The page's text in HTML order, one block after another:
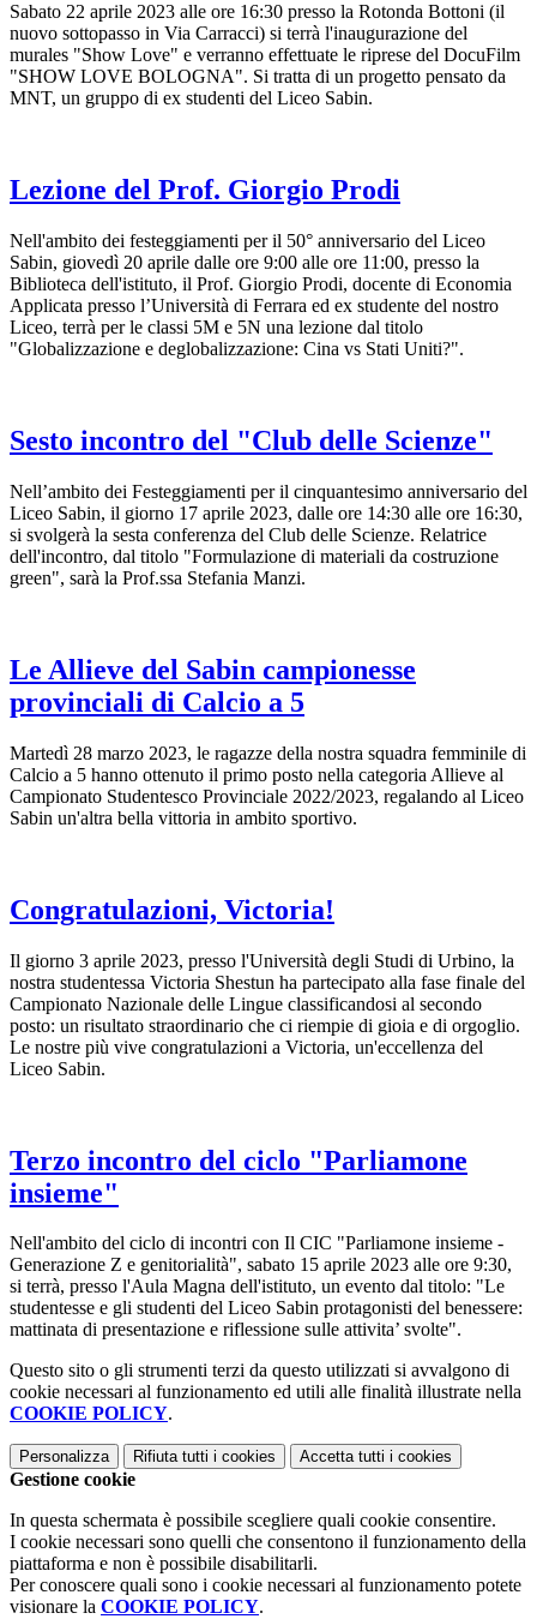
Sabato 22 aprile 2023 alle ore 16:30 presso la Rotonda Bottoni (il
nuovo sottopasso in Via Carracci) si terrà l'inaugurazione del
murales "Show Love" e verranno effettuate le riprese del DocuFilm
"SHOW LOVE BOLOGNA". Si tratta di un progetto pensato da
MNT, un gruppo di ex studenti del Liceo Sabin.
Lezione del Prof. Giorgio Prodi
Nell'ambito dei festeggiamenti per il 50° anniversario del Liceo
Sabin, giovedì 20 aprile dalle ore 9:00 alle ore 11:00, presso la
Biblioteca dell'istituto, il Prof. Giorgio Prodi, docente di Economia
Applicata presso l’Università di Ferrara ed ex studente del nostro
Liceo, terrà per le classi 5M e 5N una lezione dal titolo
"Globalizzazione e deglobalizzazione: Cina vs Stati Uniti?".
Sesto incontro del "Club delle Scienze"
Nell’ambito dei Festeggiamenti per il cinquantesimo anniversario del
Liceo Sabin, il giorno 17 aprile 2023, dalle ore 14:30 alle ore 16:30,
si svolgerà la sesta conferenza del Club delle Scienze. Relatrice
dell'incontro, dal titolo "Formulazione di materiali da costruzione
green", sarà la Prof.ssa Stefania Manzi.
Le Allieve del Sabin campionesse
provinciali di Calcio a 5
Martedì 28 marzo 2023, le ragazze della nostra squadra femminile di
Calcio a 5 hanno ottenuto il primo posto nella categoria Allieve al
Campionato Studentesco Provinciale 2022/2023, regalando al Liceo
Sabin un'altra bella vittoria in ambito sportivo.
Congratulazioni, Victoria!
Il giorno 3 aprile 2023, presso l'Università degli Studi di Urbino, la
nostra studentessa Victoria Shestun ha partecipato alla fase finale del
Campionato Nazionale delle Lingue classificandosi al secondo
posto: un risultato straordinario che ci riempie di gioia e di orgoglio.
Le nostre più vive congratulazioni a Victoria, un'eccellenza del
Liceo Sabin.
Terzo incontro del ciclo "Parliamone
insieme"
Nell'ambito del ciclo di incontri con Il CIC "Parliamone insieme -
Generazione Z e genitorialità", sabato 15 aprile 2023 alle ore 9:30,
si terrà, presso l'Aula Magna dell'istituto, un evento dal titolo: "Le
studentesse e gli studenti del Liceo Sabin protagonisti del benessere:
mattinata di presentazione e riflessione sulle attivita’ svolte".
Questo sito o gli strumenti terzi da questo utilizzati si avvalgono di
cookie necessari al funzionamento ed utili alle finalità illustrate nella
COOKIE POLICY.
Personalizza Rifiuta tutti i cookies Accetta tutti i cookies
Gestione cookie
In questa schermata è possibile scegliere quali cookie consentire.
I cookie necessari sono quelli che consentono il funzionamento della
piattaforma e non è possibile disabilitarli.
Per conoscere quali sono i cookie necessari al funzionamento potete
visionare la COOKIE POLICY.